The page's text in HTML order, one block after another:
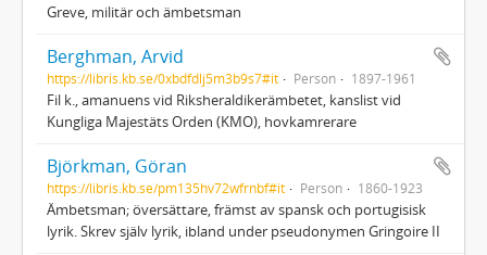
Greve, militär och ämbetsman
Berghman, Arvid
https://libris.kb.se/0xbdfdlj5m3b9s7#it Person 1897-1961
Fil k., amanuens vid Riksheraldikerämbetet, kanslist vid
Kungliga Majestäts Orden (KMO), hovkamrerare
Björkman, Göran
https://libris.kb.se/pm135hv72wfrnbf#it Person 1860-1923
Ämbetsman; översättare, främst av spansk och portugisisk
lyrik. Skrev själv lyrik, ibland under pseudonymen Gringoire II